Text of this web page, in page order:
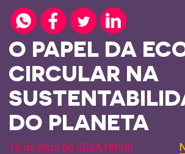
O PAPEL DA
CIRCULAR NA
DO PLANETA
12 de Abril de 2024,18h00